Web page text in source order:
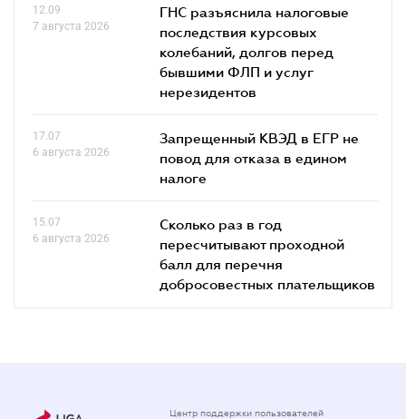
12.09
7 августа 2026
ГНС разъяснила налоговые
последствия курсовых
колебаний, долгов перед
бывшими ФЛП и услуг
нерезидентов
17.07
6 августа 2026
Запрещенный КВЭД в ЕГР не
повод для отказа в едином
налоге
15.07
6 августа 2026
Сколько раз в год
пересчитывают проходной
балл для перечня
добросовестных плательщиков
Центр поддержки пользователей